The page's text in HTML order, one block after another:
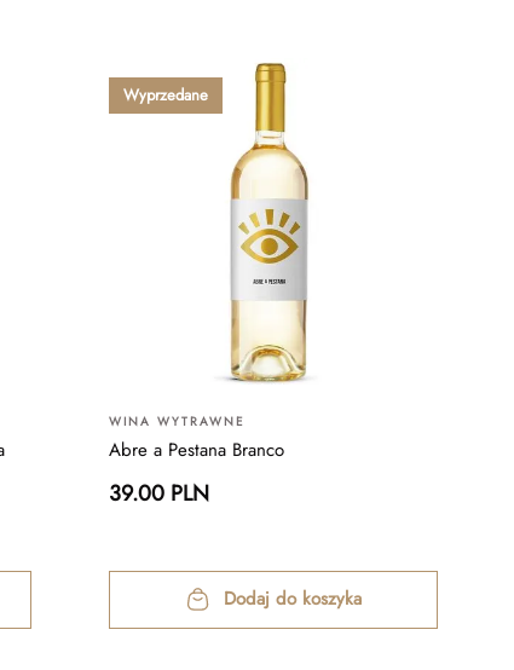
Wyprzedane
WINA WYTRAWNE
Abre a Pestana Branco
39.00 PLN
Dodaj do koszyka